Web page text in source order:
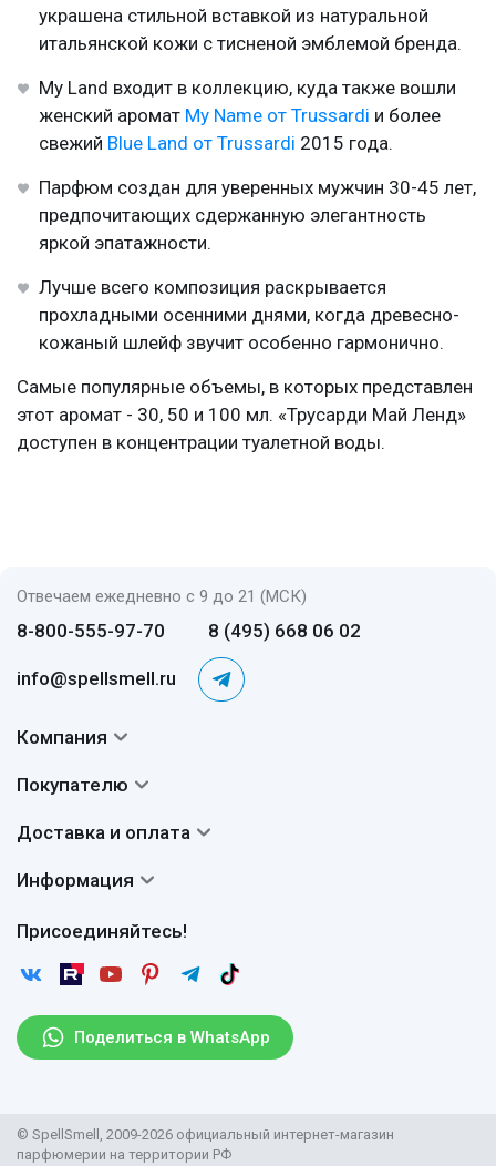
украшена стильной вставкой из натуральной
итальянской кожи с тисненой эмблемой бренда.
My Land входит в коллекцию, куда также вошли
женский аромат My Name от Trussardi и более
свежий Blue Land от Trussardi 2015 года.
Парфюм создан для уверенных мужчин 30-45 лет,
предпочитающих сдержанную элегантность
яркой эпатажности.
Лучше всего композиция раскрывается
прохладными осенними днями, когда древесно-
кожаный шлейф звучит особенно гармонично.
Самые популярные объемы, в которых представлен
этот аромат - 30, 50 и 100 мл. «Трусарди Май Ленд»
доступен в концентрации туалетной воды.
Отвечаем ежедневно с 9 до 21 (МСК)
8-800-555-97-70 8 (495) 668 06 02
info@spellsmell.ru
Поделиться в WhatsApp
Присоединяйтесь!
Компания
Авторы
Сертификаты
Покупателю
Вопросы и ответы
Отзывы
Статьи
Рассылка
Доставка и оплата
Доставка
Возврат
Информация
Пользовательское соглашение
Защита персональных данных
Правила продажи товаров (Постановление Правительства
Поставщикам
© SpellSmell, 2009-2026 официальный интернет-магазин
парфюмерии на территории РФ